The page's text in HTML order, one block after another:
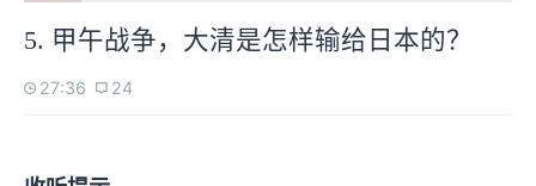
5. 甲午战争，大清是怎样输给日本的？
27:36 24